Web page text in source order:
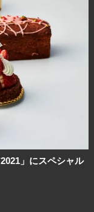
」にスペシャル